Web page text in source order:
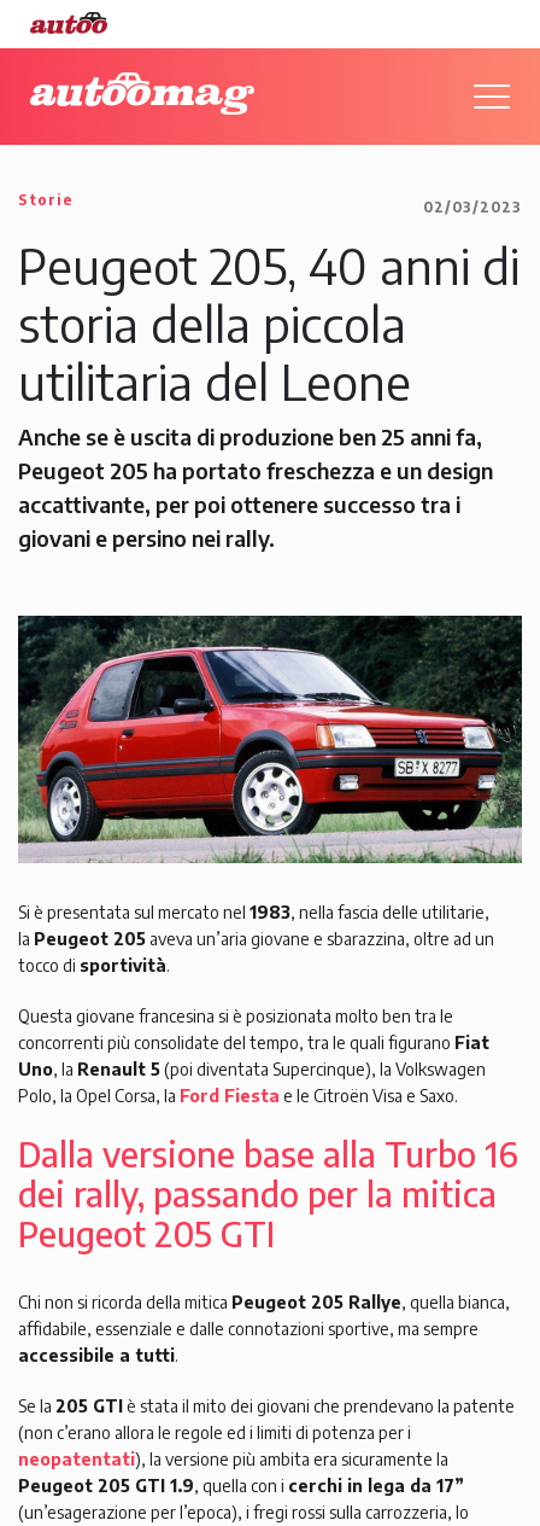
Storie 02/03/2023
Peugeot 205, 40 anni di
storia della piccola
utilitaria del Leone
Anche se è uscita di produzione ben 25 anni fa,
Peugeot 205 ha portato freschezza e un design
accattivante, per poi ottenere successo tra i
giovani e persino nei rally.
Si è presentata sul mercato nel 1983, nella fascia delle utilitarie,
la Peugeot 205 aveva un’aria giovane e sbarazzina, oltre ad un
tocco di sportività.
Questa giovane francesina si è posizionata molto ben tra le
concorrenti più consolidate del tempo, tra le quali figurano Fiat
Uno, la Renault 5(poi diventata Supercinque), la Volkswagen
Polo, la Opel Corsa, la Ford Fiesta e le Citroën Visa e Saxo.
Dalla versione base alla Turbo 16
dei rally, passando per la mitica
Peugeot 205 GTI
Chi non si ricorda della mitica Peugeot 205 Rallye, quella bianca,
affidabile, essenziale e dalle connotazioni sportive, ma sempre
accessibile a tutti.
Se la 205 GTIè stata il mito dei giovani che prendevano la patente
(non c’erano allora le regole ed i limiti di potenza per i
neopatentati), la versione più ambita era sicuramente la
Peugeot 205 GTI 1.9, quella con i cerchi in lega da 17”
(un’esagerazione per l’epoca), i fregi rossi sulla carrozzeria, lo